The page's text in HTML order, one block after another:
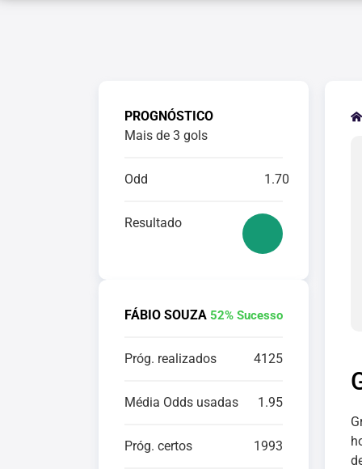
PROGNÓSTICO
Mais de 3 gols
Odd 1.70
Resultado
FÁBIO SOUZA 52% Sucesso
Próg. realizados 4125
Média Odds usadas 1.95
Próg. certos 1993